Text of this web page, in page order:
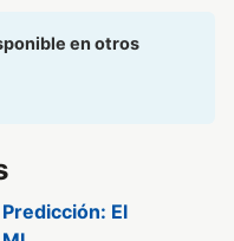
en otros
El